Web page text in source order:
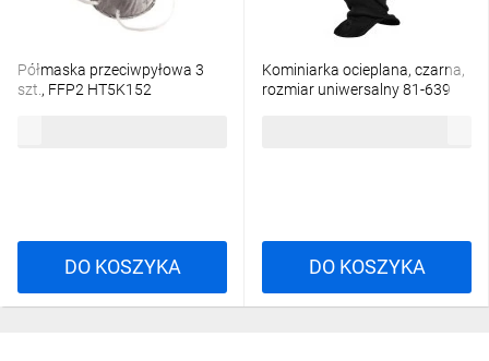
Półmaska przeciwpyłowa 3
szt., FFP2 HT5K152
DO KOSZYKA
Kominiarka ocieplana, czarna,
rozmiar uniwersalny 81-639
DO KOSZYKA